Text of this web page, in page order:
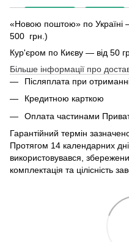
«Новою поштою» по Україні
500 грн.)
Кур'єром по Києву — від 50
Більше інформації про
Післяплата при
Кредитною карткою
Оплата частинами
Гарантійний термін
Протягом 14 календарних
використовувався,
комплектація та цілісність